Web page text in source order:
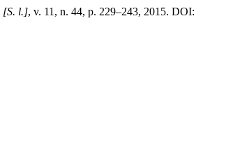
[S. l.], v. 11, n. 44, p. 229–243, 2015. DOI: